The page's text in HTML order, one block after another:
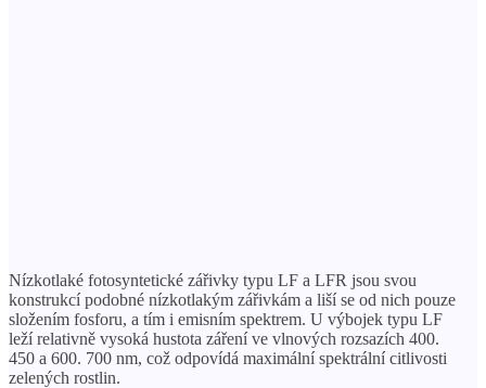
Nízkotlaké fotosyntetické zářivky typu LF a LFR jsou svou
konstrukcí podobné nízkotlakým zářivkám a liší se od nich pouze
složením fosforu, a tím i emisním spektrem. U výbojek typu LF
leží relativně vysoká hustota záření ve vlnových rozsazích 400.
450 a 600. 700 nm, což odpovídá maximální spektrální citlivosti
zelených rostlin.